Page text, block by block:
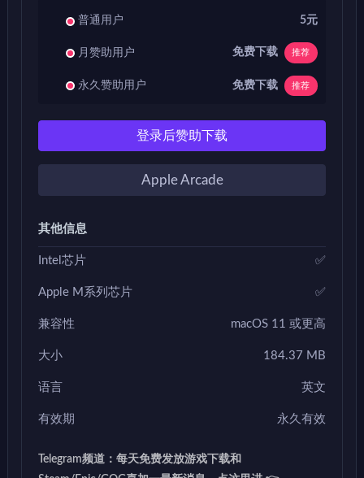
普通用户 5元
月赞助用户 免费下载 推荐
永久赞助用户 免费下载 推荐
登录后赞助下载
Apple Arcade
其他信息
Intel芯片 ✅
Apple M系列芯片 ✅
兼容性 macOS 11 或更高
大小 184.37 MB
语言 英文
有效期 永久有效
Telegram频道：每天免费发放游戏下载和